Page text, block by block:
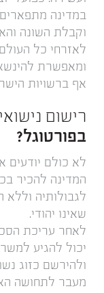
במדינה
וקבלת השונה
לאזרחי כל
ומאפשרת
אף ברשויות
רישום
בפורטוגל?
המדינה להכיר
לגבולותיה
שאינו יהודי.
לאחר עריכת
יכול להגיע
ולהירשם כזוג
מעבר לתחושה